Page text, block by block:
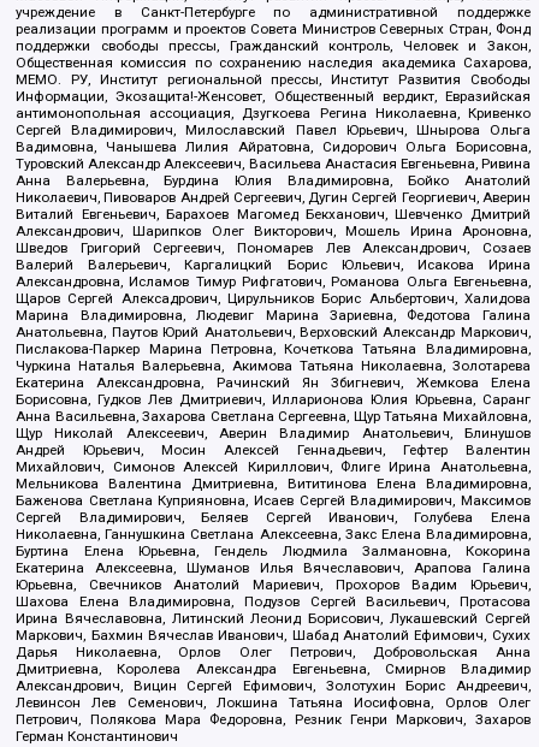
учреждение в Санкт-Петербурге по административной поддержке
реализации программ и проектов Совета Министров Северных Стран, Фонд
поддержки свободы прессы, Гражданский контроль, Человек и Закон,
Общественная комиссия по сохранению наследия академика Сахарова,
МЕМО. РУ, Институт региональной прессы, Институт Развития Свободы
Информации, Экозащита!-Женсовет, Общественный вердикт, Евразийская
антимонопольная ассоциация, Дзугкоева Регина Николаевна, Кривенко
Сергей Владимирович, Милославский Павел Юрьевич, Шнырова Ольга
Вадимовна, Чанышева Лилия Айратовна, Сидорович Ольга Борисовна,
Туровский Александр Алексеевич, Васильева Анастасия Евгеньевна, Ривина
Анна Валерьевна, Бурдина Юлия Владимировна, Бойко Анатолий
Николаевич, Пивоваров Андрей Сергеевич, Дугин Сергей Георгиевич, Аверин
Виталий Евгеньевич, Барахоев Магомед Бекханович, Шевченко Дмитрий
Александрович, Шарипков Олег Викторович, Мошель Ирина Ароновна,
Шведов Григорий Сергеевич, Пономарев Лев Александрович, Созаев
Валерий Валерьевич, Каргалицкий Борис Юльевич, Исакова Ирина
Александровна, Исламов Тимур Рифгатович, Романова Ольга Евгеньевна,
Щаров Сергей Алексадрович, Цирульников Борис Альбертович, Халидова
Марина Владимировна, Людевиг Марина Зариевна, Федотова Галина
Анатольевна, Паутов Юрий Анатольевич, Верховский Александр Маркович,
Пислакова-Паркер Марина Петровна, Кочеткова Татьяна Владимировна,
Чуркина Наталья Валерьевна, Акимова Татьяна Николаевна, Золотарева
Екатерина Александровна, Рачинский Ян Збигневич, Жемкова Елена
Борисовна, Гудков Лев Дмитриевич, Илларионова Юлия Юрьевна, Саранг
Анна Васильевна, Захарова Светлана Сергеевна, Щур Татьяна Михайловна,
Щур Николай Алексеевич, Аверин Владимир Анатольевич, Блинушов
Андрей Юрьевич, Мосин Алексей Геннадьевич, Гефтер Валентин
Михайлович, Симонов Алексей Кириллович, Флиге Ирина Анатольевна,
Мельникова Валентина Дмитриевна, Вититинова Елена Владимировна,
Баженова Светлана Куприяновна, Исаев Сергей Владимирович, Максимов
Сергей Владимирович, Беляев Сергей Иванович, Голубева Елена
Николаевна, Ганнушкина Светлана Алексеевна, Закс Елена Владимировна,
Буртина Елена Юрьевна, Гендель Людмила Залмановна, Кокорина
Екатерина Алексеевна, Шуманов Илья Вячеславович, Арапова Галина
Юрьевна, Свечников Анатолий Мариевич, Прохоров Вадим Юрьевич,
Шахова Елена Владимировна, Подузов Сергей Васильевич, Протасова
Ирина Вячеславовна, Литинский Леонид Борисович, Лукашевский Сергей
Маркович, Бахмин Вячеслав Иванович, Шабад Анатолий Ефимович, Сухих
Дарья Николаевна, Орлов Олег Петрович, Добровольская Анна
Дмитриевна, Королева Александра Евгеньевна, Смирнов Владимир
Александрович, Вицин Сергей Ефимович, Золотухин Борис Андреевич,
Левинсон Лев Семенович, Локшина Татьяна Иосифовна, Орлов Олег
Петрович, Полякова Мара Федоровна, Резник Генри Маркович, Захаров
Герман Константинович